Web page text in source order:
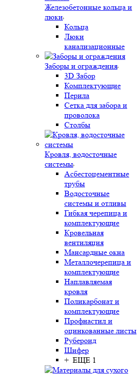
Железобетонные кольца и
люки
Кольца
Люки
канализационные
Заборы и ограждения
3D Забор
Комплектующие
Перила
Сетка для забора и
проволока
Столбы
Кровля, водосточные
системы
Асбестоцементные
трубы
Водосточные
системы и отливы
Гибкая черепица и
комплектующие
Кровельная
вентиляция
Мансардные окна
Металлочерепица и
комплектующие
Наплавляемая
кровля
Поликарбонат и
комплектующие
Профнастил и
оцинкованные листы
Рубероид
Шифер
+ ЕЩЕ 1